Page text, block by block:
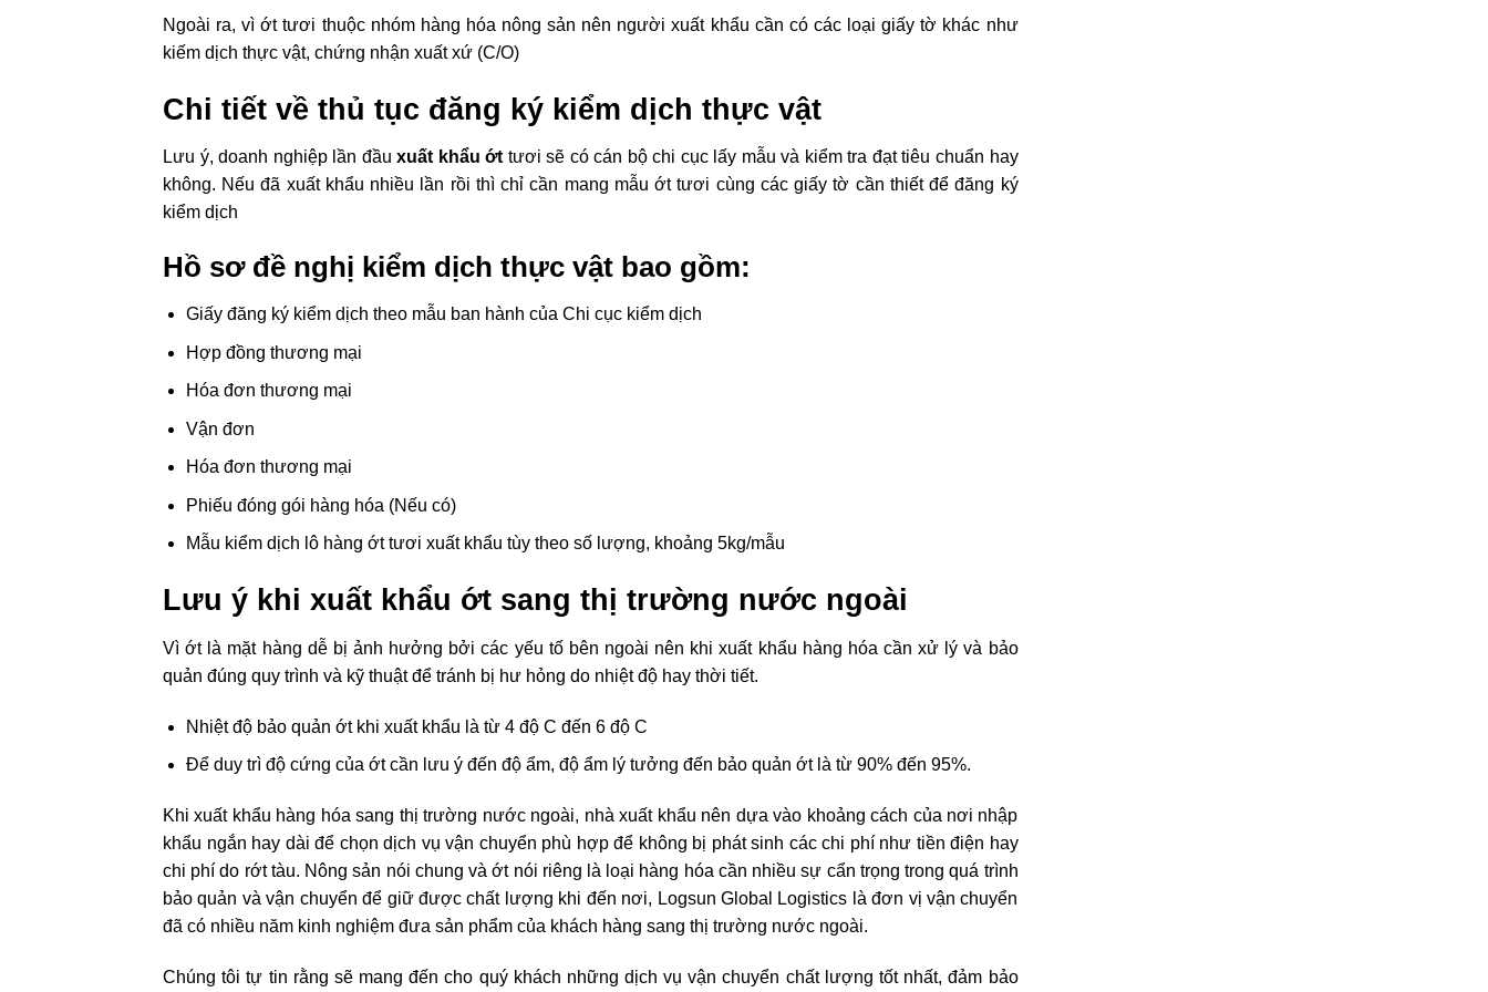
Ngoài ra, vì ớt tươi thuộc nhóm hàng hóa nông sản nên người xuất khẩu cần có các loại giấy tờ khác như
kiếm dịch thực vật, chứng nhận xuất xứ (C/O)
Chi tiết về thủ tục đăng ký kiểm dịch thực vật
Lưu ý, doanh nghiệp lần đầuxuất khẩu ớt tươi sẽ có cán bộ chi cục lấy mẫu và kiểm tra đạt tiêu chuẩn hay
không. Nếu đã xuất khẩu nhiều lần rồi thì chỉ cần mang mẫu ớt tươi cùng các giấy tờ cần thiết để đăng ký
kiểm dịch
Hồ sơ đề nghị kiểm dịch thực vật bao gồm:
Giấy đăng ký kiểm dịch theo mẫu ban hành của Chi cục kiểm dịch
Hợp đồng thương mại
Hóa đơn thương mại
Vận đơn
Hóa đơn thương mại
Phiếu đóng gói hàng hóa (Nếu có)
Mẫu kiểm dịch lô hàng ớt tươi xuất khẩu tùy theo số lượng, khoảng 5kg/mẫu
Lưu ý khi xuất khẩu ớt sang thị trường nước ngoài
Vì ớt là mặt hàng dễ bị ảnh hưởng bởi các yếu tố bên ngoài nên khi xuất khẩu hàng hóa cần xử lý và bảo
quản đúng quy trình và kỹ thuật để tránh bị hư hỏng do nhiệt độ hay thời tiết.
Nhiệt độ bảo quản ớt khi xuất khẩu là từ 4 độ C đến 6 độ C
Để duy trì độ cứng của ớt cần lưu ý đến độ ẩm, độ ẩm lý tưởng đến bảo quản ớt là từ 90% đến 95%.
Khi xuất khẩu hàng hóa sang thị trường nước ngoài, nhà xuất khẩu nên dựa vào khoảng cách của nơi nhập
khẩu ngắn hay dài để chọn dịch vụ vận chuyển phù hợp để không bị phát sinh các chi phí như tiền điện hay
chi phí do rớt tàu. Nông sản nói chung và ớt nói riêng là loại hàng hóa cần nhiều sự cẩn trọng trong quá trình
bảo quản và vận chuyển để giữ được chất lượng khi đến nơi, Logsun Global Logistics là đơn vị vận chuyển
đã có nhiều năm kinh nghiệm đưa sản phẩm của khách hàng sang thị trường nước ngoài.
Chúng tôi tự tin rằng sẽ mang đến cho quý khách những dịch vụ vận chuyển chất lượng tốt nhất, đảm bảo